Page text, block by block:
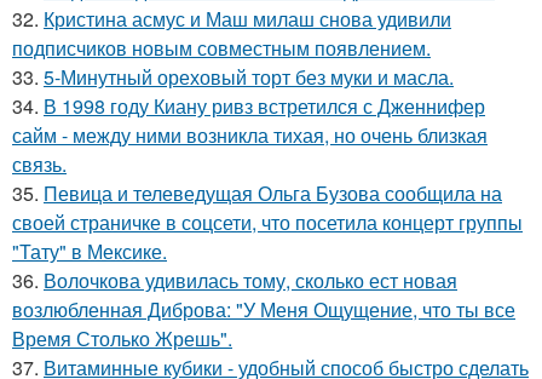
32. Кристина асмус и Маш милаш снова удивили
подписчиков новым совместным появлением.
33. 5-Минутный ореховый торт без муки и масла.
34. В 1998 году Киану ривз встретился с Дженнифер
сайм - между ними возникла тихая, но очень близкая
связь.
35. Певица и телеведущая Ольга Бузова сообщила на
своей страничке в соцсети, что посетила концерт группы
"Тату" в Мексике.
36. Волочкова удивилась тому, сколько ест новая
возлюбленная Диброва: "У Меня Ощущение, что ты все
Время Столько Жрешь".
37. Витаминные кубики - удобный способ быстро сделать